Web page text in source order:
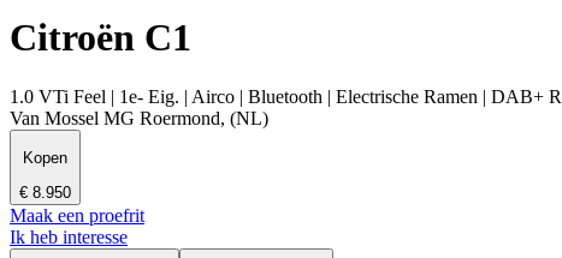
Citroën C1
1.0 VTi Feel | 1e- Eig. | Airco | Bluetooth | Electrische Ramen | DAB+
Van Mossel MG Roermond, (NL)
Kopen
€ 8.950
Maak een proefrit
Ik heb interesse